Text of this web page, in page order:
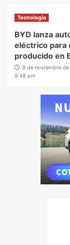
Tecnologia
BYD lanza
eléctrico para
producido en
8 de noviembre
9:48 pm